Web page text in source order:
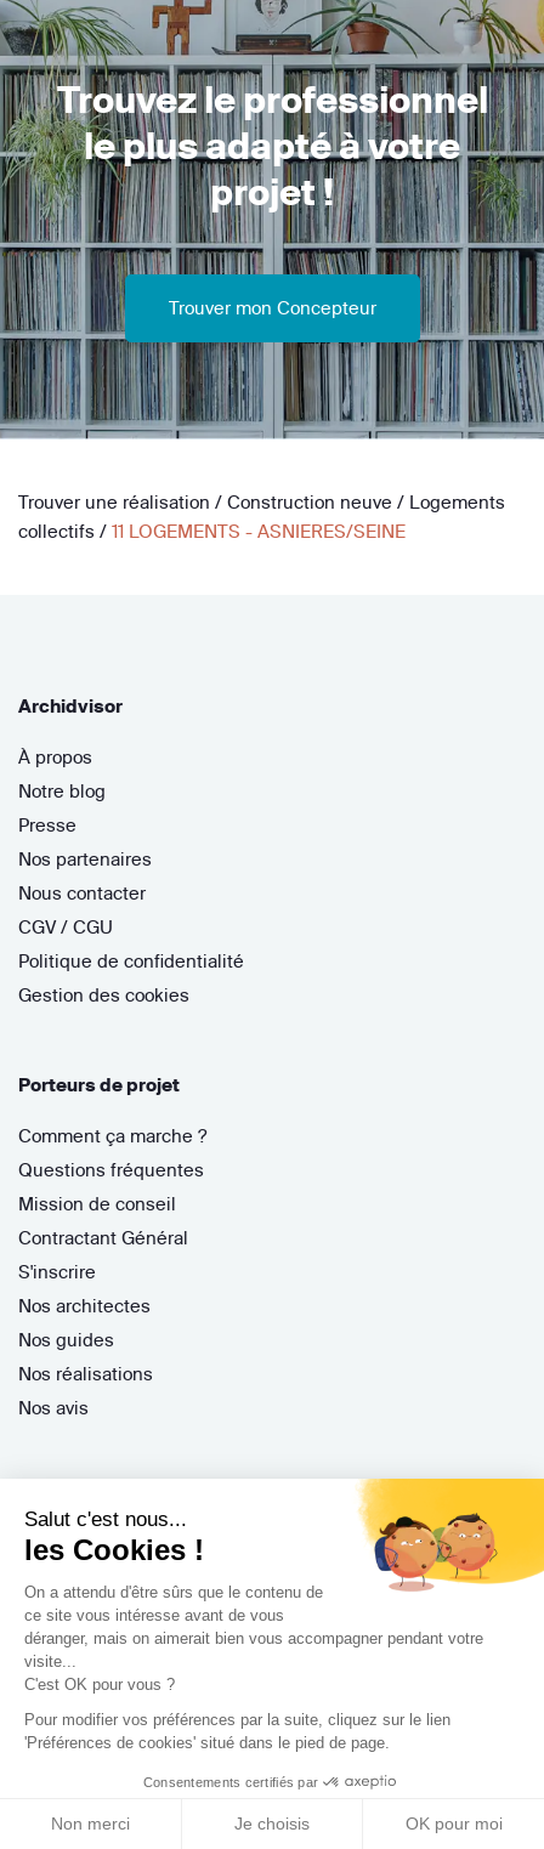
Salut c'est nous...
les Cookies !
On a attendu d'être sûrs que le contenu de
ce site vous intéresse avant de vous
déranger, mais on aimerait bien vous accompagner pendant votre
visite...
C'est OK pour vous ?
Pour modifier vos préférences par la suite, cliquez sur le lien
'Préférences de cookies' situé dans le pied de page.
Consentements certifiés par
Non merci Je choisis OK pour moi
Trouvez le professionnel
le plus adapté à votre
projet !
Trouver mon Concepteur
Trouver une réalisation / Construction neuve / Logements
collectifs / 11 LOGEMENTS - ASNIERES/SEINE
Archidvisor
À propos
Notre blog
Presse
Nos partenaires
Nous contacter
CGV / CGU
Politique de confidentialité
Gestion des cookies
Porteurs de projet
Comment ça marche ?
Questions fréquentes
Mission de conseil
Contractant Général
S'inscrire
Nos architectes
Nos guides
Nos réalisations
Nos avis
Professionnels
Je suis architecte
Je suis une entreprise
Je suis maître d'oeuvre
Je suis un architecte d'intérieur
Je suis décorateur
Je suis un paysagiste
Je suis contractant général